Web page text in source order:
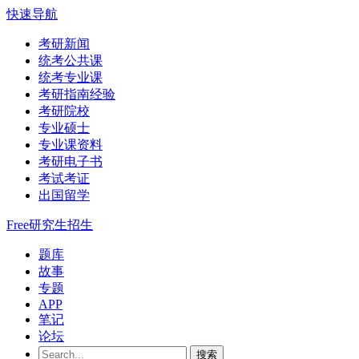
快速导航
考研新闻
统考公共课
统考专业课
考研指南经验
考研院校
专业硕士
专业课资料
考研电子书
考试考证
出国留学
Free研究生招生
题库
故事
专题
APP
笔记
论坛
搜索